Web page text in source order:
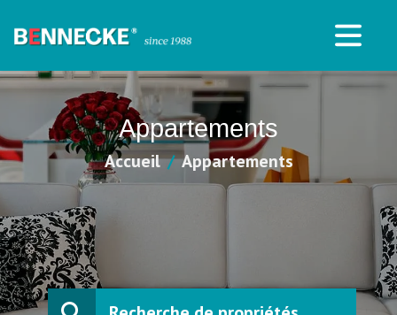
Appartements
Accueil Appartements